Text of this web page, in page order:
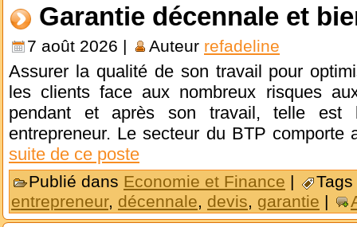
Garantie décennale et
7 août 2026 | Auteur refadeline
Assurer la qualité de son travail pour
les clients face aux nombreux risques
pendant et après son travail, telle est
entrepreneur. Le secteur du BTP
suite de ce poste
Publié dans Economie et Finance |
entrepreneur, décennale, devis, garantie |